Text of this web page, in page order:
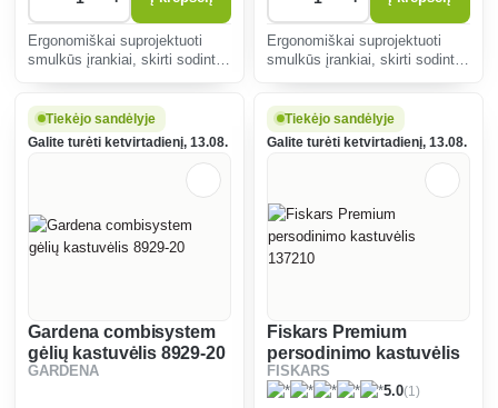
Ergonomiškai suprojektuoti
smulkūs įrankiai, skirti sodinti,
iki 35 kg svorio.
Ergonomiškai suprojektuoti
smulkūs įrankiai, skirti sodinti,
iki 35 kg
Tiekėjo sandėlyje
Galite turėti ketvirtadienį, 13.08.
Gardena combisystem
gėlių kastuvėlis 8929-20
GARDENA
Tiekėjo sandėlyje
Galite turėti ketvirtadienį, 13.08.
Fiskars Premium
persodinimo kastuvėlis
137210
FISKARS
5.0(1)